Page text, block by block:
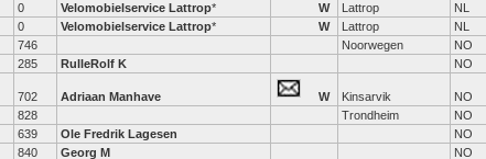
0 Velomobielservice Lattrop* W Lattrop
NL
0 Velomobielservice Lattrop* W Lattrop
NL
746 Noorwegen
NO
285 RulleRolf K NO
702 Adriaan Manhave W Kinsarvik
NO
828 Trondheim
NO
639 Ole Fredrik Lagesen
NO
840 Georg M
NO